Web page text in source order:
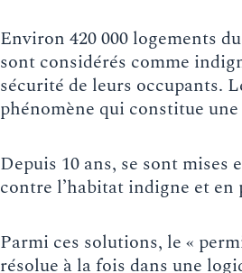
Environ 420 000 logements
sont considérés comme
sécurité de leurs occupants.
phénomène qui constitue
Depuis 10 ans, se sont
contre l’habitat indigne et
Parmi ces solutions, le «
résolue à la fois dans une